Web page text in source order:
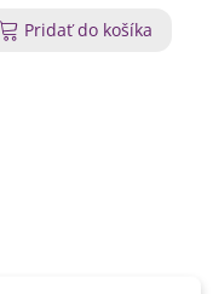
Pridať do košíka